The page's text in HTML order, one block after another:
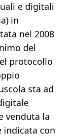
e digitali
in
nel 2008
del
protocollo
sta ad
venduta la
indicata con